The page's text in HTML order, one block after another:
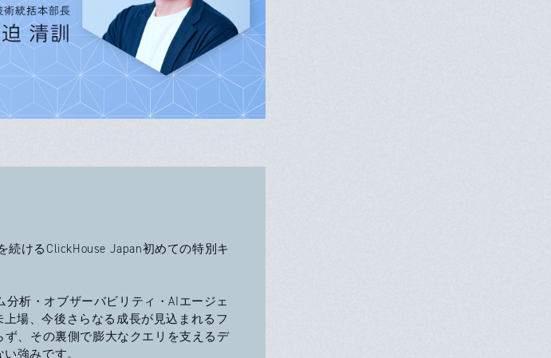
続けるClickHouse Japan初めての特別キ
析・オブザーバビリティ・AIエージェ
場、今後さらなる成長が見込まれるフ
、その裏側で膨大なクエリを支えるデ
強みです。